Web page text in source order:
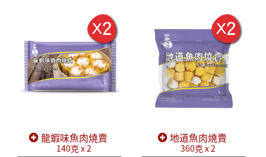
龍蝦味魚肉燒賣
140克 x 2
地道魚肉燒賣
360克 x 2